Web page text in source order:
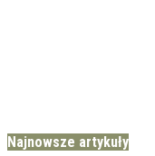
Najnowsze artykuły